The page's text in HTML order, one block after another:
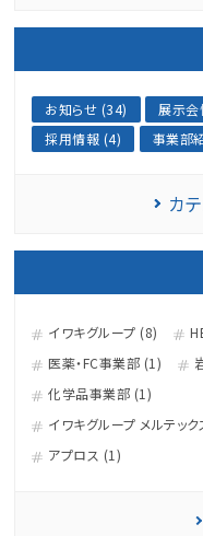
お知らせ (34) 展示
採用情報 (4)
事業部
カ
イワキグループ (8)
医薬・FC事業部 (1)
化学品事業部 (1)
イワキグループ メルテッ
アプロス (1)